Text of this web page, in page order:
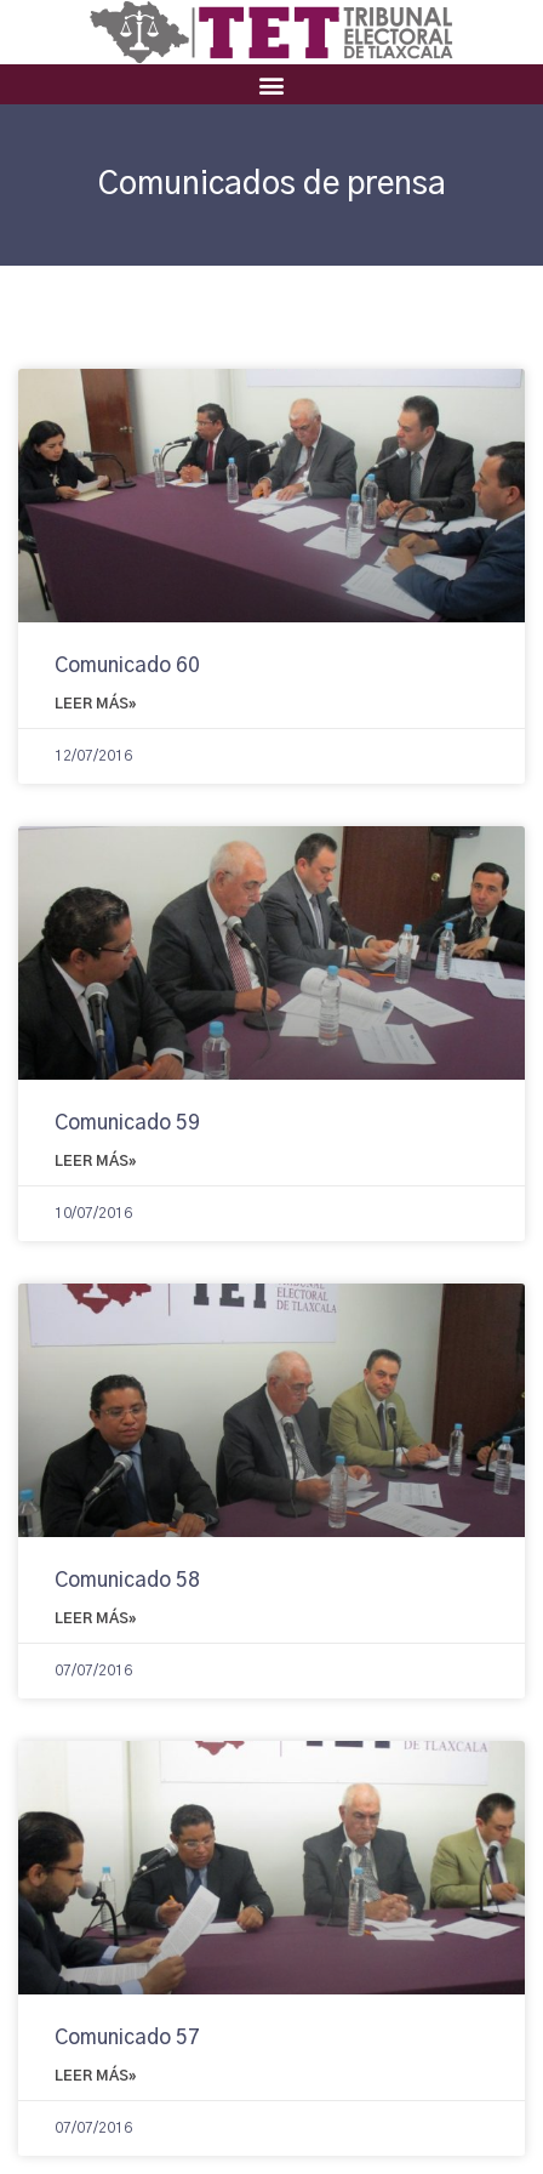
Comunicados de prensa
Comunicado 60
LEER MÁS»
12/07/2016
Comunicado 59
LEER MÁS»
10/07/2016
Comunicado 58
LEER MÁS»
07/07/2016
Comunicado 57
LEER MÁS»
07/07/2016